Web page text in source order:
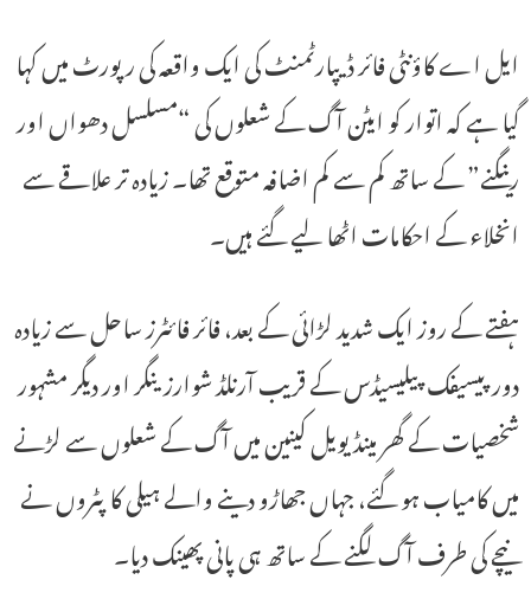
ایل اے کاؤنٹی فائر ڈیپارٹمنٹ کی ایک واقعہ کی رپورٹ میں کہا
گیا ہے کہ اتوار کو ایٹن آگ کے شعلوں کی “مسلسل دھواں اور
رینگنے” کے ساتھ کم سے کم اضافہ متوقع تھا۔ زیادہ تر علاقے سے
انخلاء کے احکامات اٹھا لیے گئے ہیں۔
ہفتے کے روز ایک شدید لڑائی کے بعد، فائر فائٹرز ساحل سے زیادہ
دور پیسیفک پیلیسیڈس کے قریب آرنلڈ شوارزینگر اور دیگر مشہور
شخصیات کے گھر مینڈیویل کینین میں آگ کے شعلوں سے لڑنے
میں کامیاب ہو گئے، جہاں جھاڑو دینے والے ہیلی کاپٹروں نے
نیچے کی طرف آگ لگنے کے ساتھ ہی پانی پھینک دیا۔